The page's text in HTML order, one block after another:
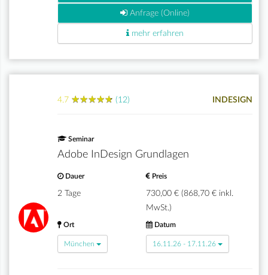
Anfrage (Online)
mehr erfahren
4.7 ★★★★★
★★★★★ (12) INDESIGN
Seminar
Adobe InDesign Grundlagen
Dauer
2 Tage
Preis
730,00 € (868,70 € inkl.
MwSt.)
Ort
München
Datum
16.11.26 - 17.11.26